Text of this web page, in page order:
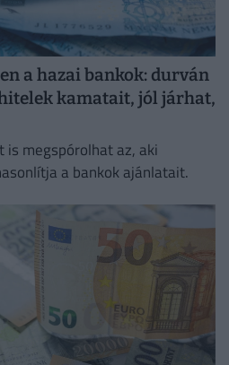
a hazai bankok: durván
kamatait, jól járhat,
megspórolhat az, aki
a bankok ajánlatait.